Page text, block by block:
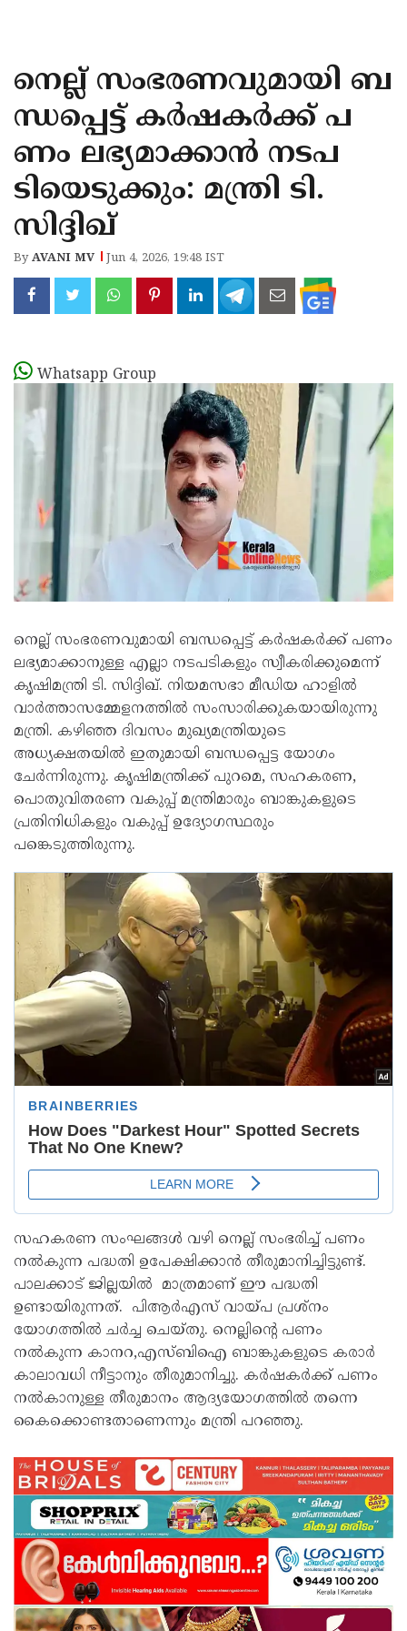
KANNUR
KASARAGOD
നെല്ല് സംഭരണവുമായി ബ
ന്ധപ്പെട്ട് കർഷകർക്ക് പ
ണം ലഭ്യമാക്കാൻ നടപ
ടിയെടുക്കും: മന്ത്രി ടി.
സിദ്ദിഖ്
ByAVANI MV Jun 4, 2026, 19:48 IST
Whatsapp Group
നെല്ല് സംഭരണവുമായി ബന്ധപ്പെട്ട് കർഷകർക്ക് പണം
ലഭ്യമാക്കാനുള്ള എല്ലാ നടപടികളും സ്വീകരിക്കുമെന്ന്
കൃഷിമന്ത്രി ടി. സിദ്ദിഖ്. നിയമസഭാ മീഡിയ ഹാളിൽ
വാർത്താസമ്മേളനത്തിൽ സംസാരിക്കുകയായിരുന്നു
മന്ത്രി. കഴിഞ്ഞ ദിവസം മുഖ്യമന്ത്രിയുടെ
അധ്യക്ഷതയിൽ ഇതുമായി ബന്ധപ്പെട്ട യോഗം
ചേർന്നിരുന്നു. കൃഷിമന്ത്രിക്ക് പുറമെ, സഹകരണ,
പൊതുവിതരണ വകുപ്പ് മന്ത്രിമാരും ബാങ്കുകളുടെ
പ്രതിനിധികളും വകുപ്പ് ഉദ്യോഗസ്ഥരും
പങ്കെടുത്തിരുന്നു.
സഹകരണ സംഘങ്ങൾ വഴി നെല്ല് സംഭരിച്ച് പണം
നൽകുന്ന പദ്ധതി ഉപേക്ഷിക്കാൻ തീരുമാനിച്ചിട്ടുണ്ട്.
പാലക്കാട് ജില്ലയിൽ മാത്രമാണ് ഈ പദ്ധതി
ഉണ്ടായിരുന്നത്. പിആർഎസ് വായ്പ പ്രശ്നം
യോഗത്തിൽ ചർച്ച ചെയ്തു. നെല്ലിന്റെ പണം
നൽകുന്ന കാനറ,എസ്ബിഐ ബാങ്കുകളുടെ കരാർ
കാലാവധി നീട്ടാനും തീരുമാനിച്ചു. കർഷകർക്ക് പണം
നൽകാനുള്ള തീരുമാനം ആദ്യയോഗത്തിൽ തന്നെ
കൈക്കൊണ്ടതാണെന്നും മന്ത്രി പറഞ്ഞു.